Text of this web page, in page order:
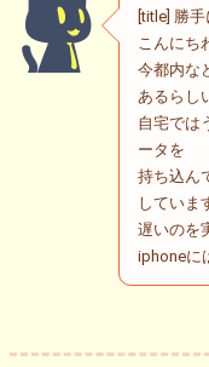
[title] 勝手
こんにち
今都内な
あるらし
自宅では
ータを
持ち込ん
していま
遅いのを
iphoneに